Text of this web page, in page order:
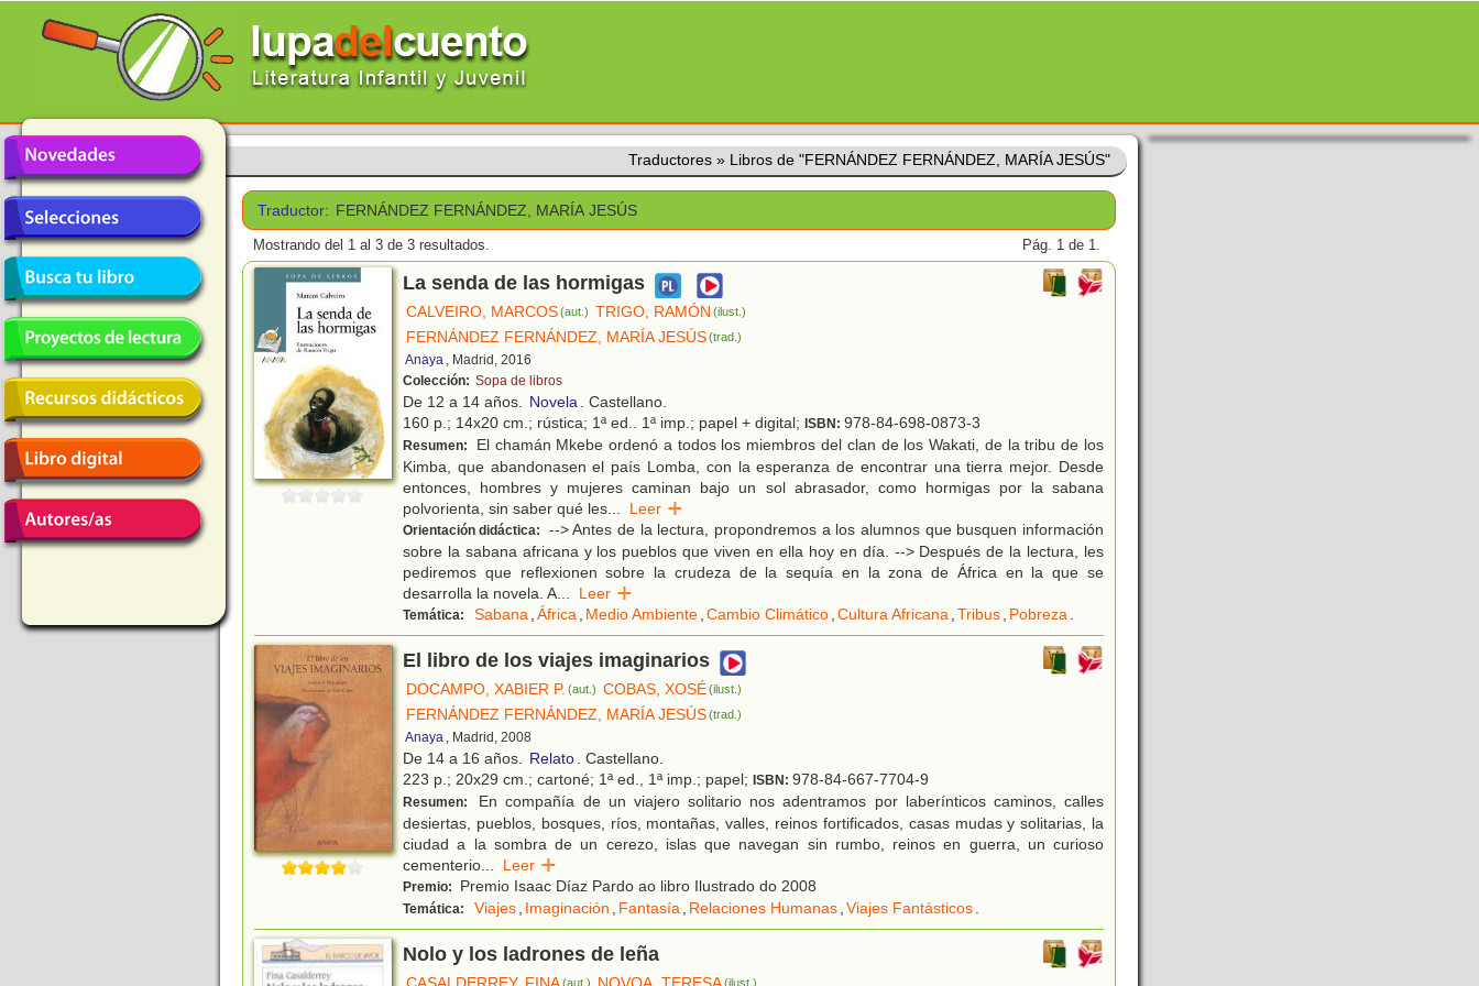
Traductores » Libros de "FERNÁNDEZ FERNÁNDEZ, MARÍA JESÚS"
Traductor: FERNÁNDEZ FERNÁNDEZ, MARÍA JESÚS
Mostrando del 1 al 3 de 3 resultados. Pág. 1 de 1.
La senda de las hormigas
CALVEIRO, MARCOS(aut.) TRIGO, RAMÓN (ilust.)
FERNÁNDEZ FERNÁNDEZ, MARÍA JESÚS(trad.)
Anaya , Madrid, 2016
Colección: Sopa de libros
De 12 a 14 años. Novela. Castellano.
160 p.; 14x20 cm.; rústica; 1ª ed.. 1ª imp.; papel + digital; ISBN: 978-84-698-0873-3
Resumen:
El chamán Mkebe ordenó a todos los miembros del clan de los Wakati, de la tribu de los
Kimba, que abandonasen el país Lomba, con la esperanza de encontrar una tierra mejor. Desde
entonces, hombres y mujeres caminan bajo un sol abrasador, como hormigas por la sabana
polvorienta, sin saber qué les... Leer
Orientación didáctica:
--> Antes de la lectura, propondremos a los alumnos que busquen información
sobre la sabana africana y los pueblos que viven en ella hoy en día. --> Después de la lectura, les
pediremos que reflexionen sobre la crudeza de la sequía en la zona de África en la que se
desarrolla la novela. A... Leer
Temática: Sabana,África, Medio Ambiente,Cambio Climático,Cultura Africana,Tribus, Pobreza.
El libro de los viajes imaginarios
DOCAMPO, XABIER P. (aut.) COBAS, XOSÉ(ilust.)
FERNÁNDEZ FERNÁNDEZ, MARÍA JESÚS(trad.)
Anaya , Madrid, 2008
De 14 a 16 años. Relato. Castellano.
223 p.; 20x29 cm.; cartoné; 1ª ed., 1ª imp.; papel; ISBN: 978-84-667-7704-9
Resumen:
En compañía de un viajero solitario nos adentramos por laberínticos caminos, calles
desiertas, pueblos, bosques, ríos, montañas, valles, reinos fortificados, casas mudas y solitarias, la
ciudad a la sombra de un cerezo, islas que navegan sin rumbo, reinos en guerra, un curioso
cementerio... Leer
Premio: Premio Isaac Díaz Pardo ao libro Ilustrado do 2008
Temática: Viajes, Imaginación , Fantasía, Relaciones Humanas,Viajes Fantásticos.
Nolo y los ladrones de leña
(aut.) (ilust.)